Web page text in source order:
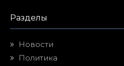
Разделы
Новости
Политика